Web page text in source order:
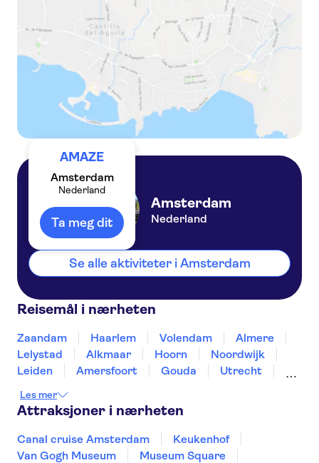
AMAZE
Amsterdam
Nederland
Ta meg dit
Amsterdam
Nederland
Se alle aktiviteter i Amsterdam
Reisemål i nærheten
Zaandam Haarlem Volendam
Almere
Lelystad
Alkmaar Hoorn
Noordwijk
Leiden
Amersfoort Gouda
Utrecht
Les mer
Attraksjoner i nærheten
Canal cruise Amsterdam
Keukenhof
Van Gogh Museum
Museum Square